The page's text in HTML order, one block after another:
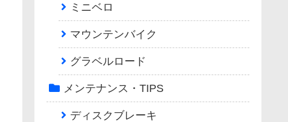
ミニベロ
マウンテンバイク
グラベルロード
メンテナンス・TIPS
ディスクブレーキ